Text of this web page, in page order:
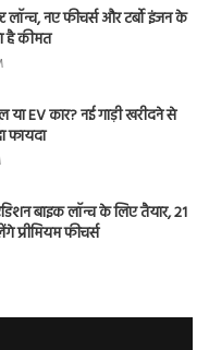
लॉन्च, नए फीचर्स और टर्बो इंजन के
है कीमत
EV कार? नई गाड़ी खरीदने से
फायदा
बाइक लॉन्च के लिए तैयार, 21
फीचर्स